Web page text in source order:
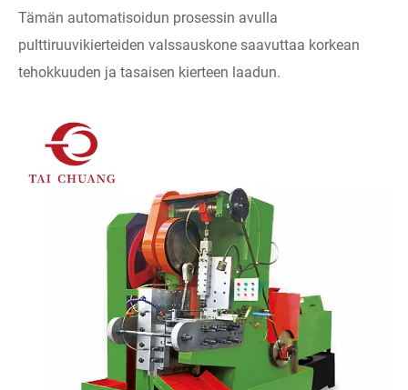
Tämän automatisoidun prosessin avulla
pulttiruuvikierteiden valssauskone saavuttaa korkean
tehokkuuden ja tasaisen kierteen laadun.